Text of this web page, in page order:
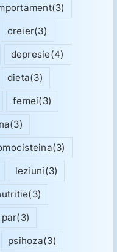
(3)
creier(3)
depresie(4)
dieta(3)
femei(3)
(3)
(3)
leziuni(3)
(3)
par(3)
psihoza(3)